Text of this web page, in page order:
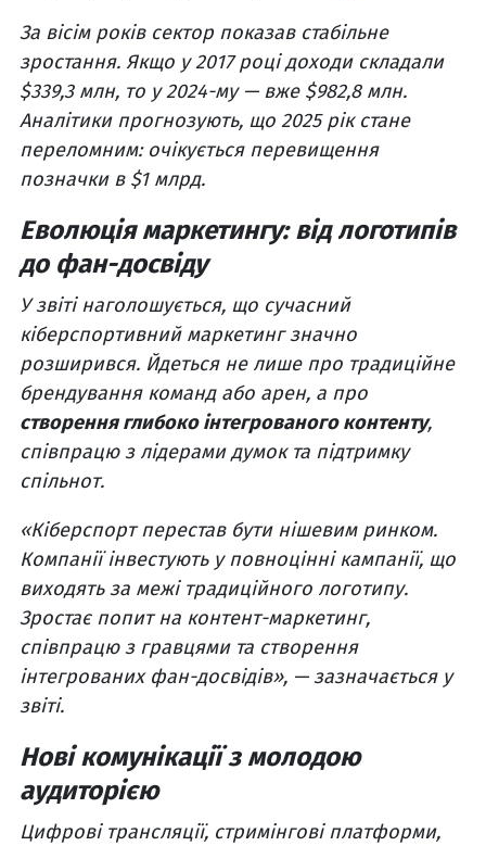
За вісім років сектор показав стабільне
зростання. Якщо у 2017 році доходи складали
$339,3 млн, то у 2024-му — вже $982,8 млн.
Аналітики прогнозують, що 2025 рік стане
переломним: очікується перевищення
позначки в $1 млрд.
Еволюція маркетингу: від логотипів
до фан-досвіду
У звіті наголошується, що сучасний
кіберспортивний маркетинг значно
розширився. Йдеться не лише про традиційне
брендування команд або арен, а про
створення глибоко інтегрованого контенту,
співпрацю з лідерами думок та підтримку
спільнот.
«Кіберспорт перестав бути нішевим ринком.
Компанії інвестують у повноцінні кампанії, що
виходять за межі традиційного логотипу.
Зростає попит на контент-маркетинг,
співпрацю з гравцями та створення
інтегрованих фан-досвідів», — зазначається у
звіті.
Нові комунікації з молодою
аудиторією
Цифрові трансляції, стримінгові платформи,